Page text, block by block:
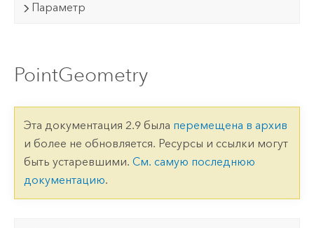
Параметр
PointGeometry
Эта документация 2.9 была перемещена в архив
и более не обновляется. Ресурсы и ссылки могут
быть устаревшими. См. самую последнюю
документацию.